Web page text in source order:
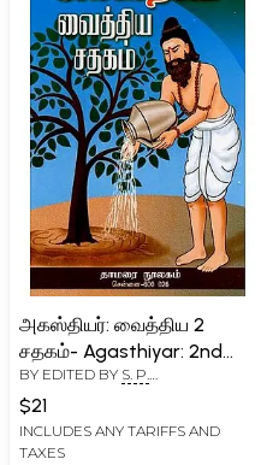
அகஸ்தியர்: வைத்திய 2
சதகம்- Agasthiyar: 2nd
Century of Medicine
(Tamil)
BY EDITED BY S. P.
$21
INCLUDES ANY TARIFFS AND
TAXES